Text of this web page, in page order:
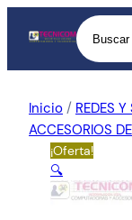
Buscar
Inicio / REDES Y
ACCESORIOS
¡Oferta!
🔍